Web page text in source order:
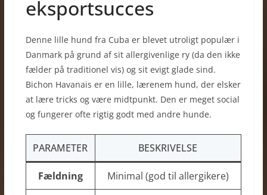
eksportsucces
Denne lille hund fra Cuba er blevet utroligt populær i
Danmark på grund af sit allergivenlige ry (da den ikke
fælder på traditionel vis) og sit evigt glade sind.
Bichon Havanais er en lille, lærenem hund, der elsker
at lære tricks og være midtpunkt. Den er meget social
og fungerer ofte rigtig godt med andre hunde.
PARAMETER BESKRIVELSE
Fældning Minimal (god til allergikere)